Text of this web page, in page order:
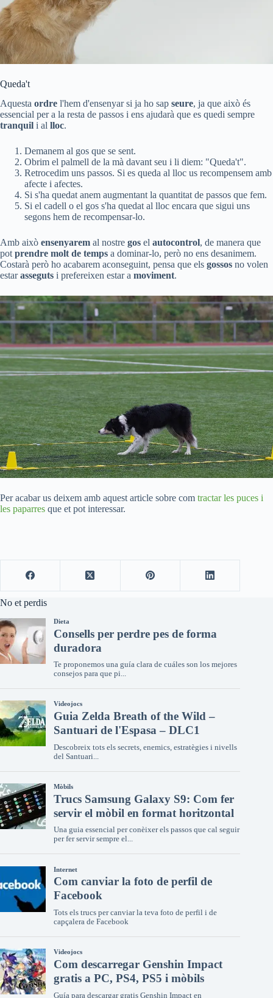
Queda't
Aquesta ordre l'hem d'ensenyar si ja ho sap seure, ja que això és
essencial per a la resta de passos i ens ajudarà que es quedi sempre
tranquil i al lloc.
Demanem al gos que se sent.
Obrim el palmell de la mà davant seu i li diem: "Queda't".
Retrocedim uns passos. Si es queda al lloc us recompensem amb
afecte i afectes.
Si s'ha quedat anem augmentant la quantitat de passos que fem.
Si el cadell o el gos s'ha quedat al lloc encara que sigui uns
segons hem de recompensar-lo.
Amb això ensenyarem al nostre gos el autocontrol, de manera que
pot prendre molt de temps a dominar-lo, però no ens desanimem.
Costarà però ho acabarem aconseguint, pensa que els gossos no volen
estarasseguts i prefereixen estar a moviment.
Per acabar us deixem amb aquest article sobre com tractar les puces i
les paparres que et pot interessar.
No et perdis